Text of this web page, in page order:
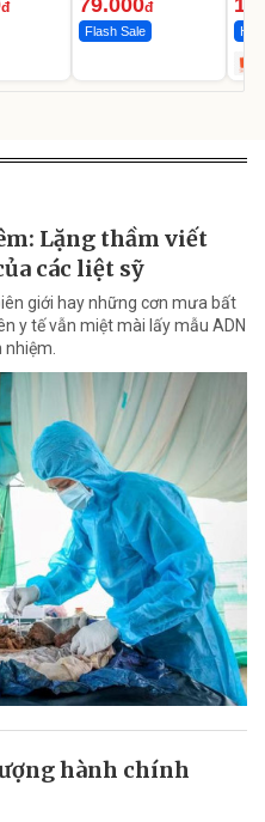
đ đ
Flash Sale Hot
Lặng thầm viết
các liệt sỹ
giới hay những cơn mưa bất
y tế vẫn miệt mài lấy mẫu ADN
hành chính